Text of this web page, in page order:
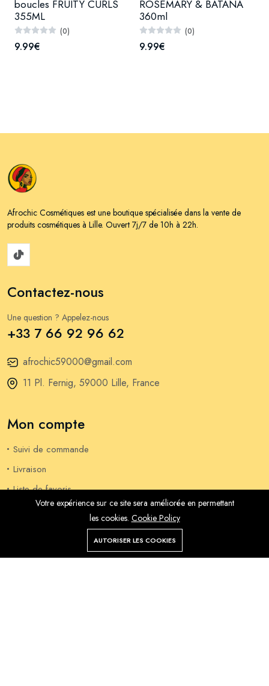
Rechercher
Liste de
souhaits Compte
boucles FRUITY CURLS
355ML
(0)
9.99€
ROSEMARY & BATANA
360ml
(0)
9.99€
Afrochic Cosmétiques est une boutique spécialisée dans la vente de
produits cosmétiques à Lille. Ouvert 7j/7 de 10h à 22h.
Contactez-nous
Une question ? Appelez-nous
+33 7 66 92 96 62
afrochic59000@gmail.com
11 Pl. Fernig, 59000 Lille, France
Mon compte
Suivi de commande
Livraison
Liste de favoris
Mon compte
Informations
Votre expérience sur ce site sera améliorée en permettant
les cookies. Cookie Policy
AUTORISER LES COOKIES